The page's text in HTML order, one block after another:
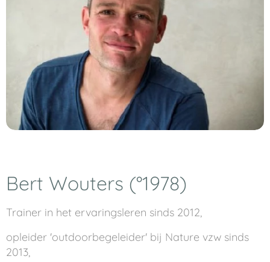
Bert Wouters (°1978)
Trainer in het ervaringsleren sinds 2012,
opleider 'outdoorbegeleider' bij Nature vzw sinds
2013,